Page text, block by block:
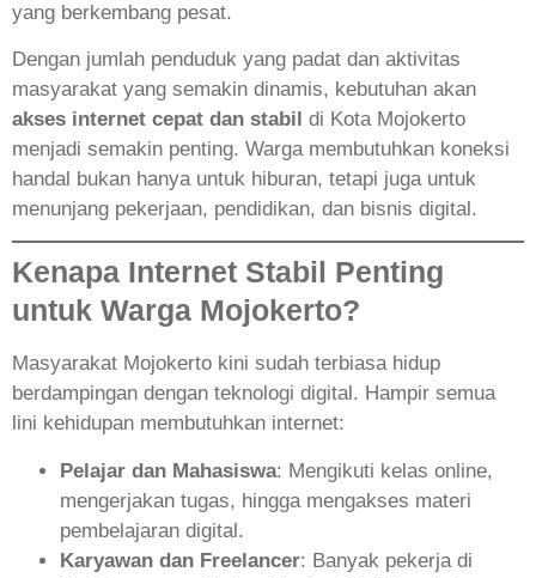
yang berkembang pesat.
Dengan jumlah penduduk yang padat dan aktivitas
masyarakat yang semakin dinamis, kebutuhan akan
akses internet cepat dan stabil di Kota Mojokerto
menjadi semakin penting. Warga membutuhkan koneksi
handal bukan hanya untuk hiburan, tetapi juga untuk
menunjang pekerjaan, pendidikan, dan bisnis digital.
Kenapa Internet Stabil Penting
untuk Warga Mojokerto?
Masyarakat Mojokerto kini sudah terbiasa hidup
berdampingan dengan teknologi digital. Hampir semua
lini kehidupan membutuhkan internet:
Pelajar dan Mahasiswa: Mengikuti kelas online,
mengerjakan tugas, hingga mengakses materi
pembelajaran digital.
Karyawan dan Freelancer: Banyak pekerja di